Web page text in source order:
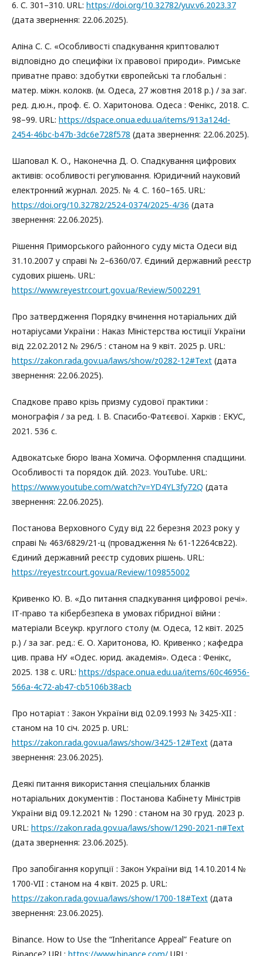
6. С. 301–310. URL: https://doi.org/10.32782/yuv.v6.2023.37
(дата звернення: 22.06.2025).
Аліна С. С. «Особливості спадкування криптовалют
відповідно до специфіки їх правової природи». Римське
приватне право: здобутки європейські та глобальні :
матер. міжн. колокв. (м. Одеса, 27 жовтня 2018 р.) / за заг.
ред. д.ю.н., проф. Є. О. Харитонова. Одеса : Фенікс, 2018. С.
98–99. URL: https://dspace.onua.edu.ua/items/913a124d-
2454-46bc-b47b-3dc6e728f578 (дата звернення: 22.06.2025).
Шаповал К. О., Наконечна Д. О. Спадкування цифрових
активів: особливості регулювання. Юридичний науковий
електронний журнал. 2025. № 4. С. 160–165. URL:
https://doi.org/10.32782/2524-0374/2025-4/36 (дата
звернення: 22.06.2025).
Рішення Приморського районного суду міста Одеси від
31.10.2007 у справі № 2–6360/07. Єдиний державний реєстр
судових рішень. URL:
https://www.reyestr.court.gov.ua/Review/5002291
Про затвердження Порядку вчинення нотаріальних дій
нотаріусами України : Наказ Міністерства юстиції України
від 22.02.2012 № 296/5 : станом на 9 квіт. 2025 р. URL:
https://zakon.rada.gov.ua/laws/show/z0282-12#Text (дата
звернення: 22.06.2025).
Спадкове право крізь призму судової практики :
монографія / за ред. І. В. Спасибо-Фатєєвої. Харків : ЕКУС,
2021. 536 с.
Адвокатське бюро Івана Хомича. Оформлення спадщини.
Особливості та порядок дій. 2023. YouTube. URL:
https://www.youtube.com/watch?v=YD4YL3fy72Q (дата
звернення: 22.06.2025).
Постанова Верховного Суду від 22 березня 2023 року у
справі № 463/6829/21-ц (провадження № 61-12264св22).
Єдиний державний реєстр судових рішень. URL:
https://reyestr.court.gov.ua/Review/109855002
Кривенко Ю. В. «До питання спадкування цифрової речі».
ІТ-право та кібербезпека в умовах гібридної війни :
матеріали Всеукр. круглого столу (м. Одеса, 12 квіт. 2025
р.) / за заг. ред.: Є. О. Харитонова, Ю. Кривенко ; кафедра
цив. права НУ «Одес. юрид. академія». Одеса : Фенікс,
2025. 138 с. URL: https://dspace.onua.edu.ua/items/60c46956-
566a-4c72-ab47-cb5106b38acb
Про нотаріат : Закон України від 02.09.1993 № 3425-XII :
станом на 10 січ. 2025 р. URL:
https://zakon.rada.gov.ua/laws/show/3425-12#Text (дата
звернення: 23.06.2025).
Деякі питання використання спеціальних бланків
нотаріальних документів : Постанова Кабінету Міністрів
України від 09.12.2021 № 1290 : станом на 30 груд. 2023 р.
URL: https://zakon.rada.gov.ua/laws/show/1290-2021-п#Text
(дата звернення: 23.06.2025).
Про запобігання корупції : Закон України від 14.10.2014 №
1700-VII : станом на 4 квіт. 2025 р. URL:
https://zakon.rada.gov.ua/laws/show/1700-18#Text (дата
звернення: 23.06.2025).
Binance. How to Use the “Inheritance Appeal” Feature on